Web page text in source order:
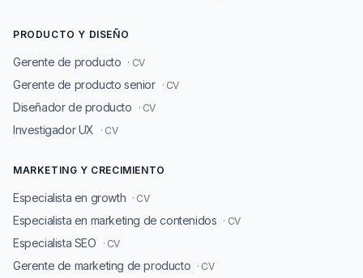
PRODUCTO Y DISEÑO
Gerente de producto · CV
Gerente de producto senior · CV
Diseñador de producto · CV
Investigador UX · CV
MARKETING Y CRECIMIENTO
Especialista en growth · CV
Especialista en marketing de contenidos · CV
Especialista SEO · CV
Gerente de marketing de producto · CV